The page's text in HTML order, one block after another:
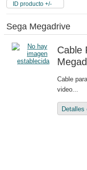
ID producto +/-
Sega Megadrive
Cable
Cable
video...
Detalles